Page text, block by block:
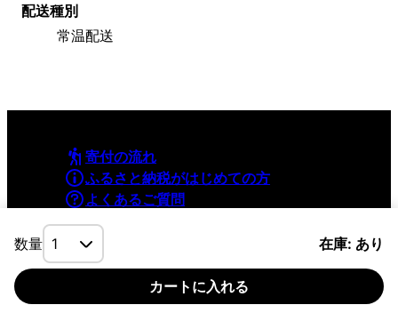
数量 在庫: あり
カートに入れる
配送種別
常温配送
寄付の流れ
ふるさと納税がはじめての方
よくあるご質問
利用規約
プライバシーポリシー
©YAMAPInc. ALL RIGHTS RESERVED.